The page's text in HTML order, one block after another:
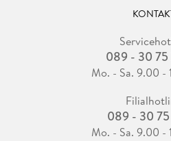
089 - 30
Mo. - Sa. 9.00 -
089 - 30
Mo. - Sa. 9.00 -